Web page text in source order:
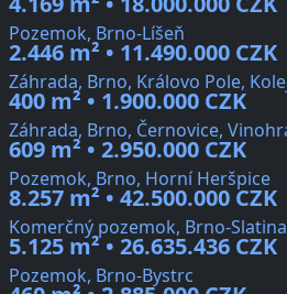
Pozemok, Brno-Líšeň
2.446 m² • 11.490.000 CZK
Záhrada, Brno, Královo Pole,
400 m² • 1.900.000 CZK
Záhrada, Brno, Černovice,
609 m² • 2.950.000 CZK
Pozemok, Brno, Horní Heršpice
8.257 m² • 42.500.000 CZK
Komerčný pozemok, Brno-Slatina
5.125 m² • 26.635.436 CZK
Pozemok, Brno-Bystrc